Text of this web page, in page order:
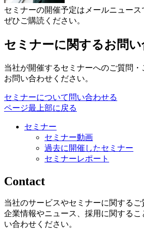
セミナーの開催予定はメールニュース
ぜひご購読ください。
セミナーに関するお問
当社が開催するセミナーへのご質問
お問い合わせください。
セミナーについて問い合わせる
ページ最上部に戻る
セミナー
セミナー動画
過去に開催したセミナー
セミナーレポート
Contact
当社のサービスやセミナーに関する
企業情報やニュース、採用に関する
い合わせください。